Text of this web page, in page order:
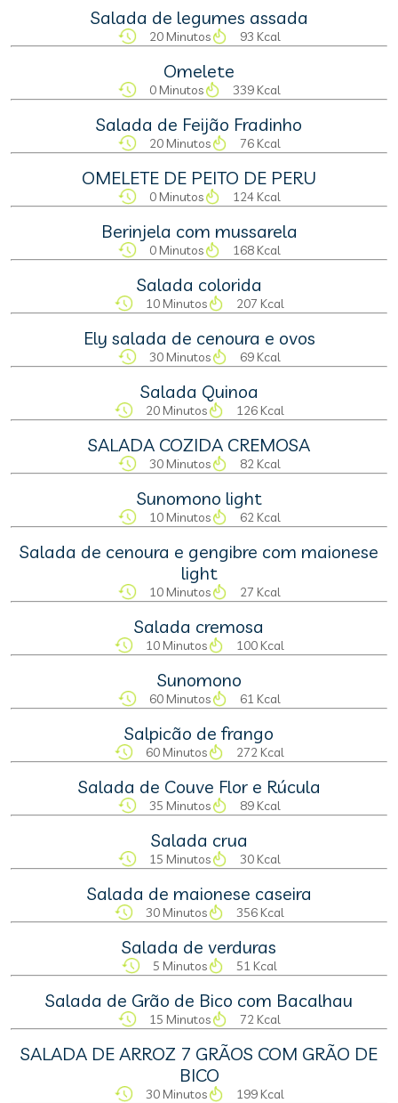
Salada de legumes assada
20 Minutos 93 Kcal
Omelete
0 Minutos 339 Kcal
Salada de Feijão Fradinho
20 Minutos 76 Kcal
OMELETE DE PEITO DE PERU
0 Minutos 124 Kcal
Berinjela com mussarela
0 Minutos 168 Kcal
Salada colorida
10 Minutos 207 Kcal
Ely salada de cenoura e ovos
30 Minutos 69 Kcal
Salada Quinoa
20 Minutos 126 Kcal
SALADA COZIDA CREMOSA
30 Minutos 82 Kcal
Sunomono light
10 Minutos 62 Kcal
Salada de cenoura e gengibre com maionese
light
10 Minutos 27 Kcal
Salada cremosa
10 Minutos 100 Kcal
Sunomono
60 Minutos 61 Kcal
Salpicão de frango
60 Minutos 272 Kcal
Salada de Couve Flor e Rúcula
35 Minutos 89 Kcal
Salada crua
15 Minutos 30 Kcal
Salada de maionese caseira
30 Minutos 356 Kcal
Salada de verduras
5 Minutos 51 Kcal
Salada de Grão de Bico com Bacalhau
15 Minutos 72 Kcal
SALADA DE ARROZ 7 GRÃOS COM GRÃO DE
BICO
30 Minutos 199 Kcal